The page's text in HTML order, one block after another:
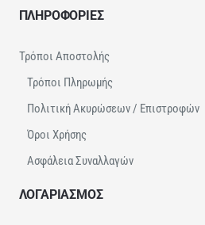
ΠΛΗΡΟΦΟΡΙΕΣ
Τρόποι Αποστολής
Τρόποι Πληρωμής
Πολιτική Ακυρώσεων / Επιστροφών
Όροι Χρήσης
Ασφάλεια Συναλλαγών
ΛΟΓΑΡΙΑΣΜΟΣ